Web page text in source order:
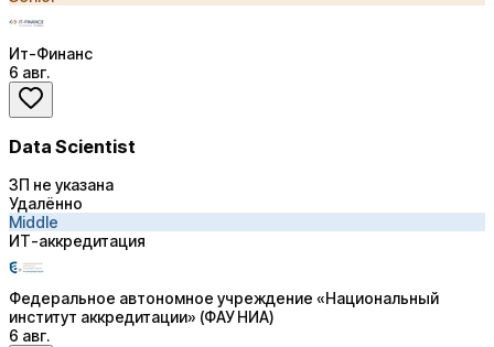
Ит-Финанс
6 авг.
Data Scientist
ЗП не указана
Удалённо
Middle
ИТ-аккредитация
Федеральное автономное учреждение «Национальный
институт аккредитации» (ФАУ НИА)
6 авг.